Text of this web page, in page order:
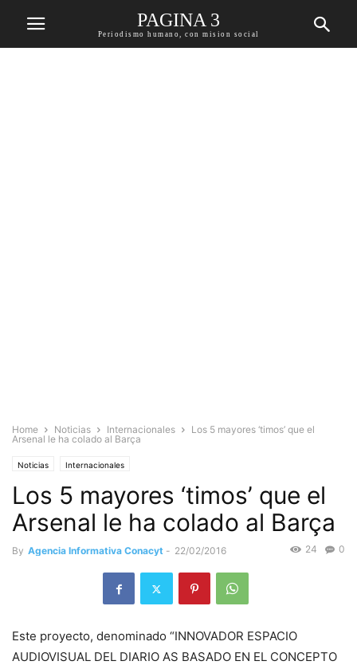
PAGINA 3
Periodismo humano, con mision social
Home Noticias Internacionales
Los 5 mayores ‘timos’ que el
Arsenal le ha colado al Barça
Noticias Internacionales
Los 5 mayores ‘timos’ que el
Arsenal le ha colado al Barça
By Agencia Informativa Conacyt - 22/02/2016 0
24
Este proyecto, denominado “INNOVADOR ESPACIO
AUDIOVISUAL DEL DIARIO AS BASADO EN EL CONCEPTO